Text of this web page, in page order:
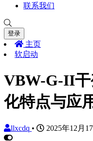
联系我们
登录
主页
软启动
VBW-G-II
化特点与应
llxcdq • 2025年12月